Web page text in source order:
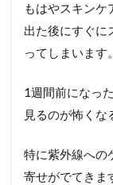
もはやスキンケ
出た後にすぐに
ってしまいます。
1週間前になっ
見るのが怖くな
特に紫外線への
寄せがでてきま